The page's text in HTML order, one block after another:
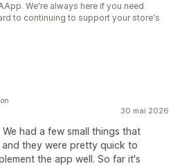
We're always here if you need
to continuing to support your store's
30 mai 2026
had a few small things that
they were pretty quick to
the app well. So far it's